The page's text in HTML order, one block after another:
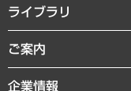
経営戦略
組織・人事戦略
デジタルイノベーション
ライブラリ
経済調査
レポート
ご案内
セミナー・イベント情報
企業情報